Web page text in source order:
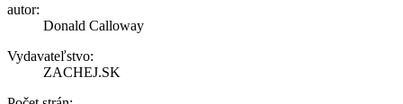
autor:
Donald Calloway
Vydavateľstvo:
ZACHEJ.SK